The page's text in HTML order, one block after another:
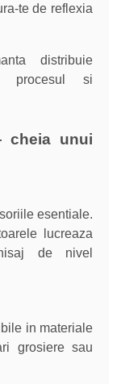
te de reflexia
distribuie
procesul si
cheia unui
esentiale.
lucreaza
de nivel
in materiale
grosiere sau